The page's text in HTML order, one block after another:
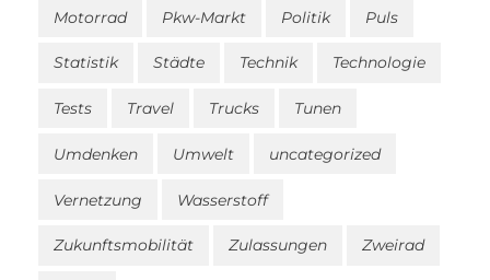
Motorrad Pkw-Markt Politik Puls
Statistik Städte Technik Technologie
Tests Travel Trucks Tunen
Umdenken Umwelt uncategorized
Vernetzung Wasserstoff
Zukunftsmobilität Zulassungen Zweirad